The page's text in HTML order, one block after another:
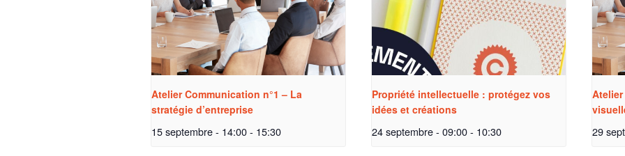
Atelier Communication n°1 – La
stratégie d’entreprise
15 septembre - 14:00- 15:30
Propriété intellectuelle : protégez vos
idées et créations
24 septembre - 09:00- 10:30
Atelier
29